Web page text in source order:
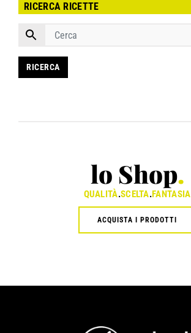
RICERCA RICETTE
lo Shop.
QUALITÀ.SCELTA.FANTASIA
ACQUISTA I PRODOTTI